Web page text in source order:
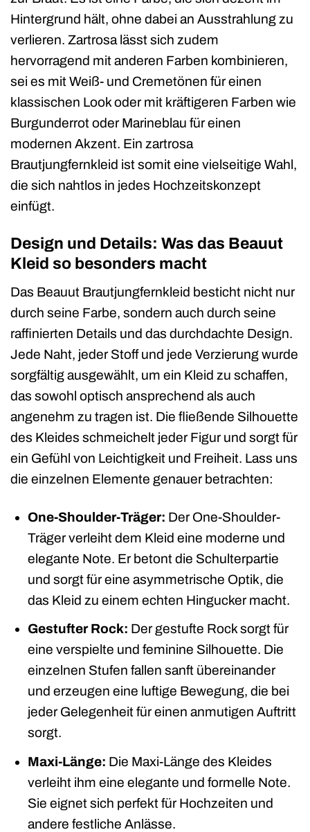
Hintergrund hält, ohne dabei an Ausstrahlung zu
verlieren. Zartrosa lässt sich zudem
hervorragend mit anderen Farben kombinieren,
sei es mit Weiß- und Cremetönen für einen
klassischen Look oder mit kräftigeren Farben wie
Burgunderrot oder Marineblau für einen
modernen Akzent. Ein zartrosa
Brautjungfernkleid ist somit eine vielseitige Wahl,
die sich nahtlos in jedes Hochzeitskonzept
einfügt.
Design und Details: Was das Beauut
Kleid so besonders macht
Das Beauut Brautjungfernkleid besticht nicht nur
durch seine Farbe, sondern auch durch seine
raffinierten Details und das durchdachte Design.
Jede Naht, jeder Stoff und jede Verzierung wurde
sorgfältig ausgewählt, um ein Kleid zu schaffen,
das sowohl optisch ansprechend als auch
angenehm zu tragen ist. Die fließende Silhouette
des Kleides schmeichelt jeder Figur und sorgt für
ein Gefühl von Leichtigkeit und Freiheit. Lass uns
die einzelnen Elemente genauer betrachten:
One-Shoulder-Träger: Der One-Shoulder-
Träger verleiht dem Kleid eine moderne und
elegante Note. Er betont die Schulterpartie
und sorgt für eine asymmetrische Optik, die
das Kleid zu einem echten Hingucker macht.
Gestufter Rock: Der gestufte Rock sorgt für
eine verspielte und feminine Silhouette. Die
einzelnen Stufen fallen sanft übereinander
und erzeugen eine luftige Bewegung, die bei
jeder Gelegenheit für einen anmutigen Auftritt
sorgt.
Maxi-Länge: Die Maxi-Länge des Kleides
verleiht ihm eine elegante und formelle Note.
Sie eignet sich perfekt für Hochzeiten und
andere festliche Anlässe.